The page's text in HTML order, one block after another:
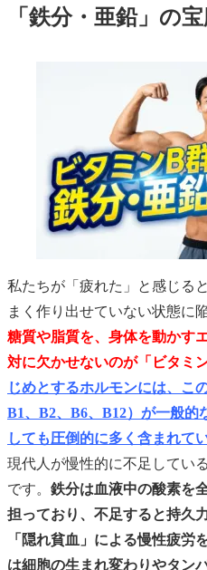
「鉄分・亜鉛」の
私たちが「疲れた」と感じる
まく作り出せていない状態に
糖質や脂質を、身体を動かす
対に欠かせないのが「ビタミ
じめとするホルモンには、こ
B1、B2、B6、B12）が一般
しても圧倒的に多く含まれて
現代人が慢性的に不足してい
です。 鉄分は血液中の酸素を
担っており、不足すると持久
「隠れ貧血」による慢性疲労
は細胞の生まれ変わりやタン